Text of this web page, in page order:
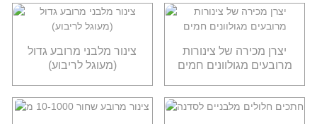
צינור מלבני מרובע גדול
(מעוגל לריבוע)
יצרן מכירה של צינורות
מרובעים מגולוונים חמים